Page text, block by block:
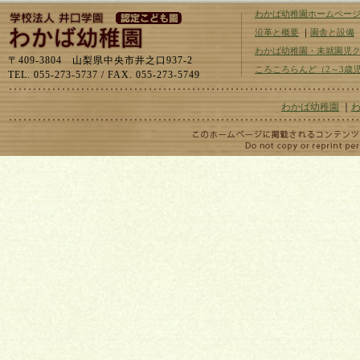
〒409-3804 山梨県中央市井之口937-2
TEL. 055-273-5737 / FAX. 055-273-5749
わかば幼稚園ホームペー
沿革と概要 ｜ 園舎と設備
わかば幼稚園・未就園児
ころころらんど（2～3歳
わかば幼稚園